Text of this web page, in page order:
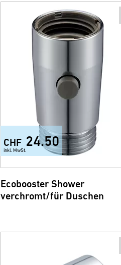
CHF 24.50
inkl. MwSt.
Ecobooster Shower
verchromt/für Duschen